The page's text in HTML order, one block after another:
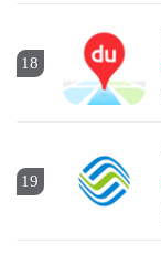
18
19